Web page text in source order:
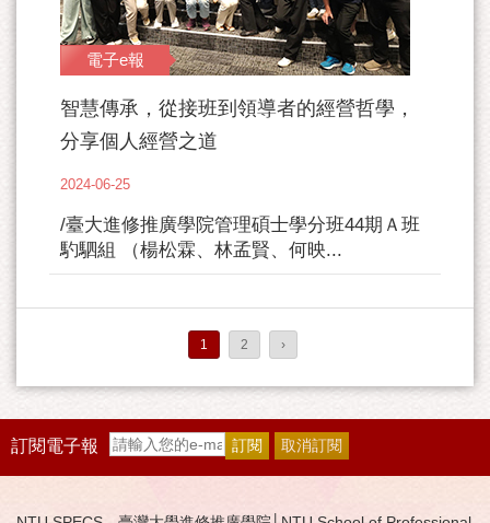
電子e報
智慧傳承，從接班到領導者的經營哲學，
分享個人經營之道
2024-06-25
/臺大進修推廣學院管理碩士學分班44期Ａ班
馰駟組 （楊松霖、林孟賢、何映...
1 2 ›
訂閱電子報